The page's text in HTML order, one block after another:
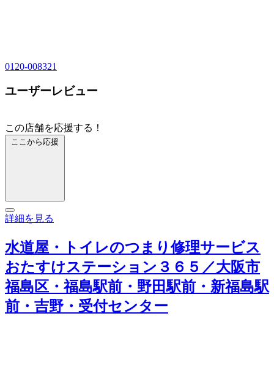
0120-008321
ユーザーレビュー
この店舗を応援する！
ここから応援
詳細を見る
水道屋・トイレのつまり修理サービス
おたすけステーション３６５／大阪市
福島区・福島駅前・野田駅前・新福島駅
前・吉野・受付センター